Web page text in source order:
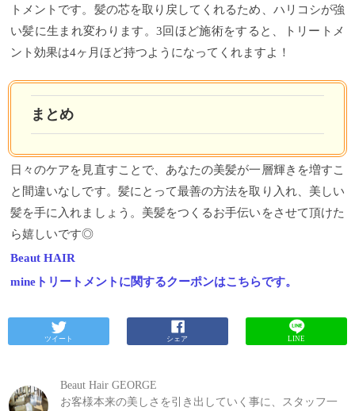
トメントです。髪の芯を取り戻してくれるため、ハリコシが強
い髪に生まれ変わります。3回ほど施術をすると、トリートメ
ント効果は4ヶ月ほど持つようになってくれますよ！
まとめ
日々のケアを見直すことで、あなたの美髪が一層輝きを増すこ
と間違いなしです。髪にとって最善の方法を取り入れ、美しい
髪を手に入れましょう。美髪をつくるお手伝いをさせて頂けた
ら嬉しいです◎
Beaut HAIR
mineトリートメントに関するクーポンはこちらです。
ツイート シェア LINE
Beaut Hair GEORGE
お客様本来の美しさを引き出していく事に、スタッフ一